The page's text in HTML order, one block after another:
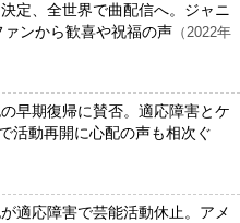
定、全世界で曲配信へ。ジャニ
ンから歓喜や祝福の声 （2022年
早期復帰に賛否。適応障害とケ
活動再開に心配の声も相次ぐ
適応障害で芸能活動休止。アメ